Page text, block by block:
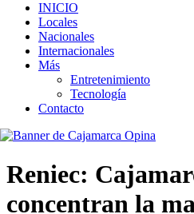
INICIO
Locales
Nacionales
Internacionales
Más
Entretenimiento
Tecnología
Contacto
Reniec:
concentran la